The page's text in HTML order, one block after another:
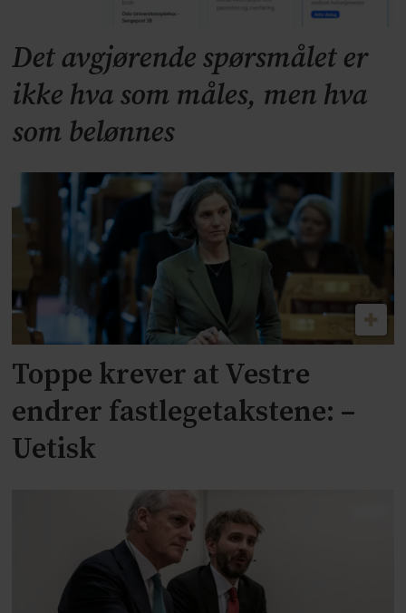
Det avgjørende spørsmålet er
ikke hva som måles, men hva
som belønnes
Toppe krever at Vestre
endrer fastlegetakstene: –
Uetisk